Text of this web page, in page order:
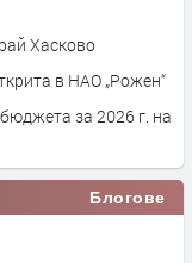
Хасково
в НАО „Рожен“
за 2026 г. на
Блогове